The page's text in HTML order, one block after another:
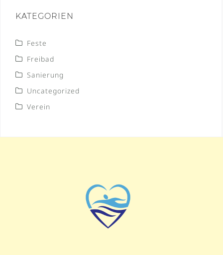
KATEGORIEN
Feste
Freibad
Sanierung
Uncategorized
Verein